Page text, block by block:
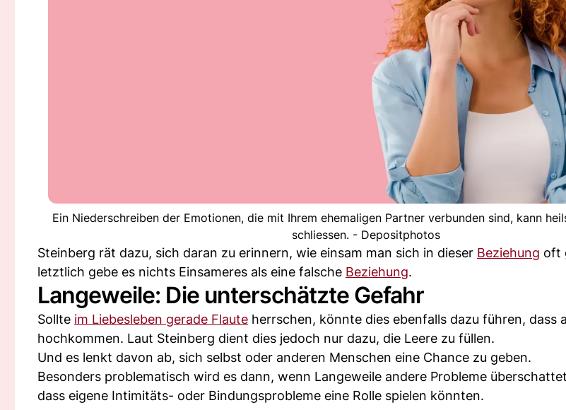
Ein Niederschreiben der Emotionen, die mit Ihrem ehemaligen Partner verbunden sind, kann
schliessen. - Depositphotos
Steinberg rät dazu, sich daran zu erinnern, wie einsam man sich in dieser Beziehung oft
letztlich gebe es nichts Einsameres als eine falsche Beziehung.
Langeweile: Die unterschätzte Gefahr
Sollte im Liebesleben gerade Flaute herrschen, könnte dies ebenfalls dazu führen, dass
hochkommen. Laut Steinberg dient dies jedoch nur dazu, die Leere zu füllen.
Und es lenkt davon ab, sich selbst oder anderen Menschen eine Chance zu geben.
Besonders problematisch wird es dann, wenn Langeweile andere Probleme
dass eigene Intimitäts- oder Bindungsprobleme eine Rolle spielen könnten.